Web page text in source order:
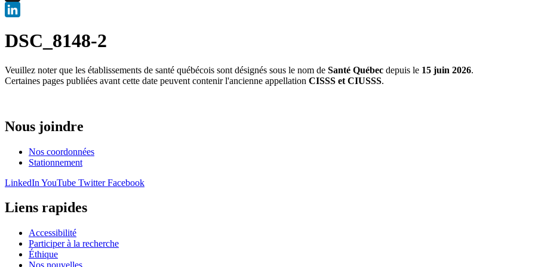
X
DSC_8148-2
Veuillez noter que les établissements de santé québécois sont désignés sous le nom de Santé Québec depuis le 15 juin 2026.
Certaines pages publiées avant cette date peuvent contenir l'ancienne appellation CISSS et CIUSSS.
Nous joindre
Nos coordonnées
Stationnement
LinkedIn YouTube Twitter Facebook
Liens rapides
Accessibilité
Participer à la recherche
Éthique